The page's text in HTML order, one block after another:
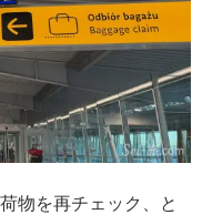
物を再チェック、と